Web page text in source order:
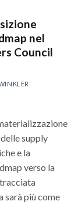
nel
Council
supply
e la
verso la
sarà più come